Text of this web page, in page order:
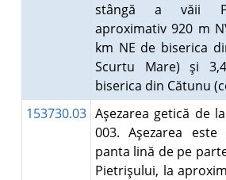
stângă a văii
aproximativ 920 m
km NE de biserica
Scurtu Mare) şi
biserica din Cătunu
153730.03 Aşezarea getică de
003. Aşezarea
panta lină de pe
Pietrişului, la